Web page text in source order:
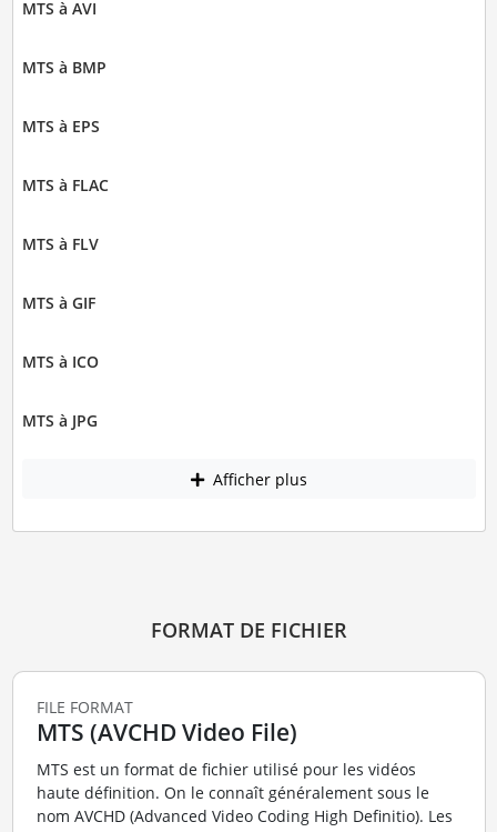
MTS à AVI
MTS à BMP
MTS à EPS
MTS à FLAC
MTS à FLV
MTS à GIF
MTS à ICO
MTS à JPG
Afficher plus
FORMAT DE FICHIER
FILE FORMAT
MTS (AVCHD Video File)
MTS est un format de fichier utilisé pour les vidéos
haute définition. On le connaît généralement sous le
nom AVCHD (Advanced Video Coding High Definitio). Les